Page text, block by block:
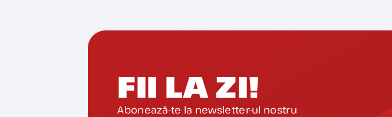
FII LA ZI!
Abonează-te la newsletter-ul nostru